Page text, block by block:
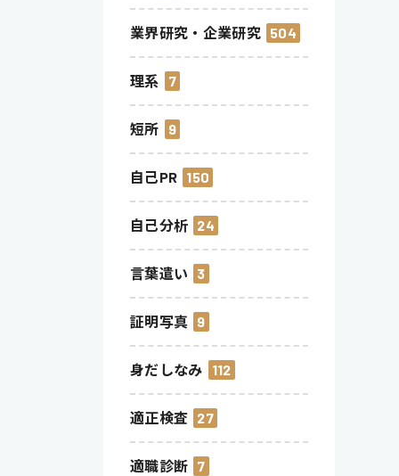
業界研究・企業研究 504
理系 7
短所 9
自己PR 150
自己分析 24
言葉遣い 3
証明写真 9
身だしなみ 112
適正検査 27
適職診断 7